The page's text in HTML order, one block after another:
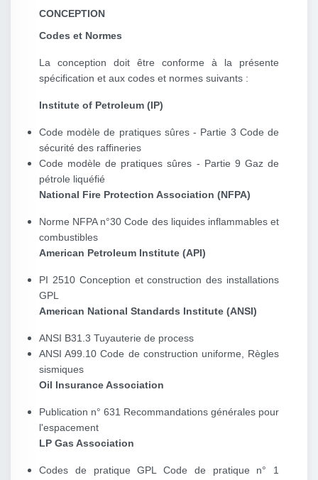
CONCEPTION
Codes et Normes
La conception doit être conforme à la présente
spécification et aux codes et normes suivants :
Institute of Petroleum (IP)
Code modèle de pratiques sûres - Partie 3 Code de
sécurité des raffineries
Code modèle de pratiques sûres - Partie 9 Gaz de
pétrole liquéfié
National Fire Protection Association (NFPA)
Norme NFPA n°30 Code des liquides inflammables et
combustibles
American Petroleum Institute (API)
PI 2510 Conception et construction des installations
GPL
American National Standards Institute (ANSI)
ANSI B31.3 Tuyauterie de process
ANSI A99.10 Code de construction uniforme, Règles
sismiques
Oil Insurance Association
Publication n° 631 Recommandations générales pour
l'espacement
LP Gas Association
Codes de pratique GPL Code de pratique n° 1